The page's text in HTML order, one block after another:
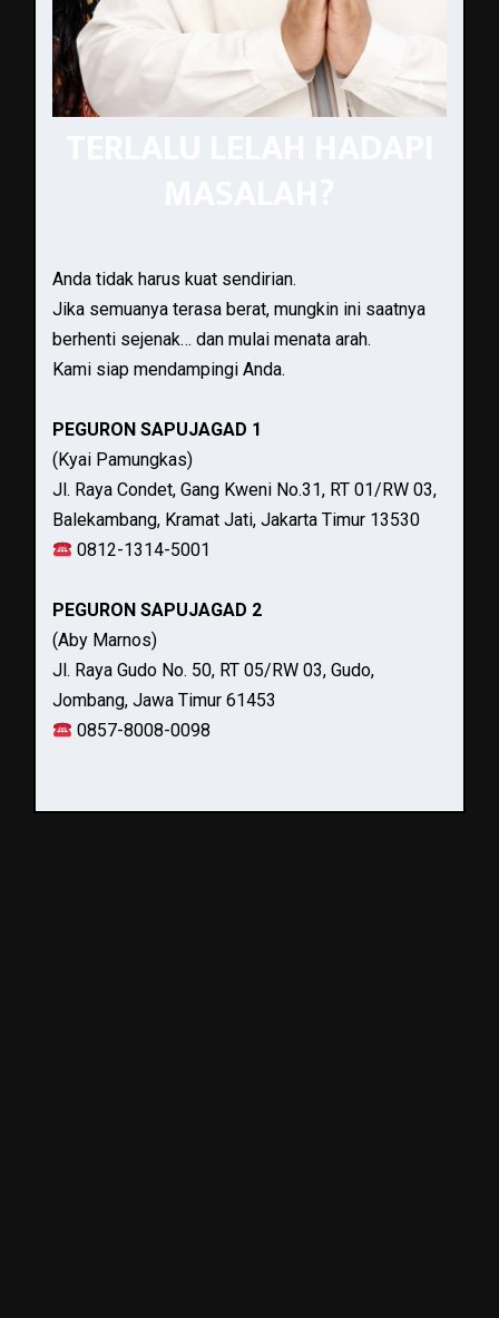
Anda tidak harus kuat sendirian.
Jika semuanya terasa berat, mungkin ini saatnya
berhenti sejenak… dan mulai menata arah.
Kami siap mendampingi Anda.
PEGURON SAPUJAGAD 1
(Kyai Pamungkas)
Jl. Raya Condet, Gang Kweni No.31, RT 01/RW 03,
Balekambang, Kramat Jati, Jakarta Timur 13530
0812-1314-5001
PEGURON SAPUJAGAD 2
(Aby Marnos)
Jl. Raya Gudo No. 50, RT 05/RW 03, Gudo,
Jombang, Jawa Timur 61453
0857-8008-0098